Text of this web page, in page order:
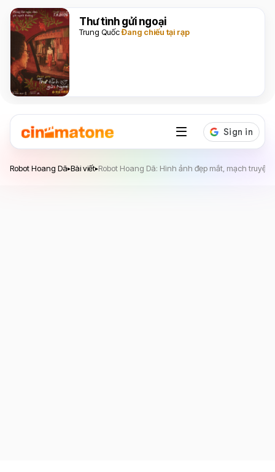
Thư tình gửi ngoại
Trung QuốcĐang chiếu tại rạp
Robot Hoang Dã▸Bài viết▸Robot Hoang Dã: Hình ảnh đẹp mắt, mạch